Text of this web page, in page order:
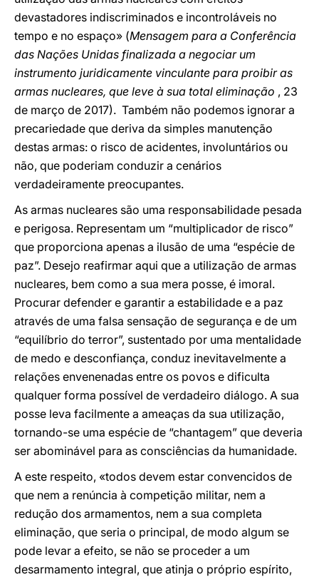
devastadores indiscriminados e incontroláveis no
tempo e no espaço» (Mensagem para a Conferência
das Nações Unidas finalizada a negociar um
instrumento juridicamente vinculante para proibir as
armas nucleares, que leve à sua total eliminação , 23
de março de 2017). Também não podemos ignorar a
precariedade que deriva da simples manutenção
destas armas: o risco de acidentes, involuntários ou
não, que poderiam conduzir a cenários
verdadeiramente preocupantes.
As armas nucleares são uma responsabilidade pesada
e perigosa. Representam um “multiplicador de risco”
que proporciona apenas a ilusão de uma “espécie de
paz”. Desejo reafirmar aqui que a utilização de armas
nucleares, bem como a sua mera posse, é imoral.
Procurar defender e garantir a estabilidade e a paz
através de uma falsa sensação de segurança e de um
“equilíbrio do terror”, sustentado por uma mentalidade
de medo e desconfiança, conduz inevitavelmente a
relações envenenadas entre os povos e dificulta
qualquer forma possível de verdadeiro diálogo. A sua
posse leva facilmente a ameaças da sua utilização,
tornando-se uma espécie de “chantagem” que deveria
ser abominável para as consciências da humanidade.
A este respeito, «todos devem estar convencidos de
que nem a renúncia à competição militar, nem a
redução dos armamentos, nem a sua completa
eliminação, que seria o principal, de modo algum se
pode levar a efeito, se não se proceder a um
desarmamento integral, que atinja o próprio espírito,